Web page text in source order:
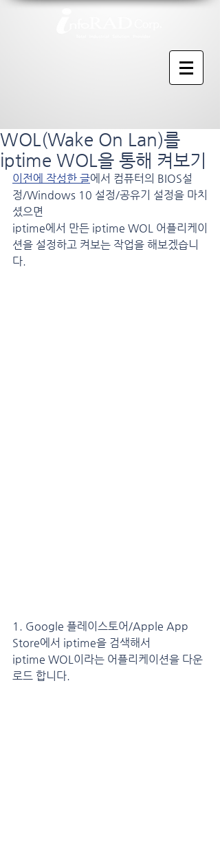
WOL(Wake On Lan)를
iptime WOL을 통해 켜보기
이전에 작성한 글에서 컴퓨터의 BIOS설
정/Windows 10 설정/공유기 설정을 마치
셨으면
iptime에서 만든 iptime WOL 어플리케이
션을 설정하고 켜보는 작업을 해보겠습니
다.
1. Google 플레이스토어/Apple App
Store에서 iptime을 검색해서
iptime WOL이라는 어플리케이션을 다운
로드 합니다.